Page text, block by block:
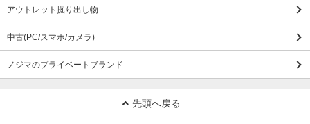
アウトレット掘り出し物
中古(PC/スマホ/カメラ)
ノジマのプライベートブランド
先頭へ戻る